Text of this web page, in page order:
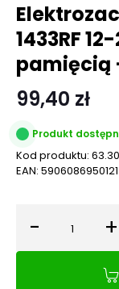
1433RF
pamięcią
99,40 zł
Produkt
Kod produktu:
EAN: 5906086950121
- Ilość +